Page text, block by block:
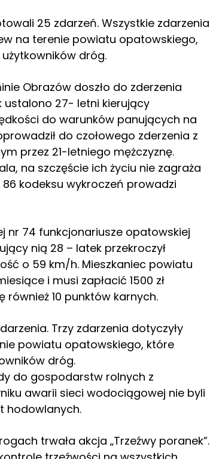
25 zdarzeń. Wszystkie zdarzenia
na terenie powiatu opatowskiego,
dróg.
Obrazów doszło do zderzenia
ustalono 27- letni kierujący
do warunków panujących na
do czołowego zderzenia z
przez 21-letniego mężczyznę.
na szczęście ich życiu nie zagraża
kodeksu wykroczeń prowadzi
nr 74 funkcjonariusze opatowskiej
nią 28 – latek przekroczył
o 59 km/h. Mieszkaniec powiatu
i musi zapłacić 1500 zł
również 10 punktów karnych.
Trzy zdarzenia dotyczyły
powiatu opatowskiego, które
dróg.
do gospodarstw rolnych z
awarii sieci wodociągowej nie byli
hodowlanych.
trwała akcja „Trzeźwy poranek”.